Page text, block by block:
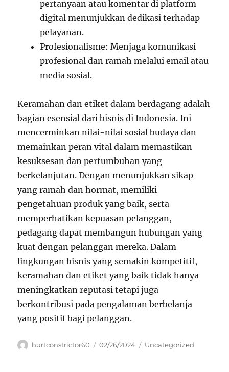
pertanyaan atau komentar di platform
digital menunjukkan dedikasi terhadap
pelayanan.
Profesionalisme: Menjaga komunikasi
profesional dan ramah melalui email atau
media sosial.
Keramahan dan etiket dalam berdagang adalah
bagian esensial dari bisnis di Indonesia. Ini
mencerminkan nilai-nilai sosial budaya dan
memainkan peran vital dalam memastikan
kesuksesan dan pertumbuhan yang
berkelanjutan. Dengan menunjukkan sikap
yang ramah dan hormat, memiliki
pengetahuan produk yang baik, serta
memperhatikan kepuasan pelanggan,
pedagang dapat membangun hubungan yang
kuat dengan pelanggan mereka. Dalam
lingkungan bisnis yang semakin kompetitif,
keramahan dan etiket yang baik tidak hanya
meningkatkan reputasi tetapi juga
berkontribusi pada pengalaman berbelanja
yang positif bagi pelanggan.
Author
hurtconstrictor60
Posted
02/26/2024 Categories
Uncategorized